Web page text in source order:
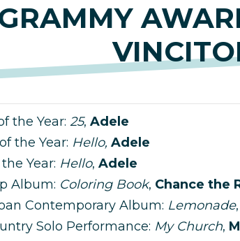
the Year: 25, Adele
the Year: Hello, Adele
Year: Hello, Adele
Album: Coloring Book, Chance the
Contemporary Album: Lemonade,
Solo Performance: My Church,